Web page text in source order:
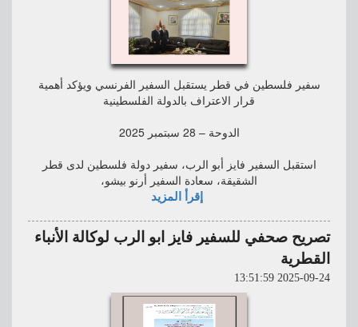
سفير فلسطين في قطر يستقبل السفير الفرنسي ويؤكد أهمية
قرار الاعتراف بالدولة الفلسطينية
الدوحة – 28 سبتمبر 2025
استقبل السفير فايز أبو الرب، سفير دولة فلسطين لدى قطر
الشقيقة، سعادة السفير أرنو بيشو،
إقرأ المزيد
تصريح صحفي للسفير فايز ابو الرب لوكالة الأنباء
القطرية
2025-09-24 13:51:59